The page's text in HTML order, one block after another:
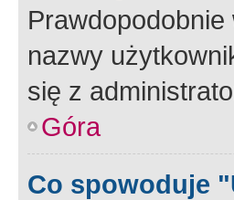
Prawdopodobnie
nazwy
się z
Góra
Co spowoduje